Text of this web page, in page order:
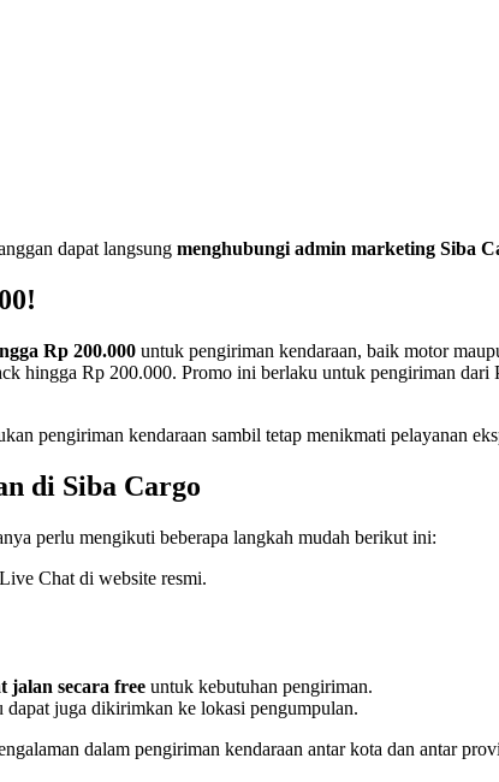
dapat langsung menghubungi admin marketing Siba
Rp 200.000 untuk pengiriman kendaraan, baik motor
hingga Rp 200.000. Promo ini berlaku untuk pengiriman
pengiriman kendaraan sambil tetap menikmati pelayanan
di Siba Cargo
perlu mengikuti beberapa langkah mudah berikut ini:
Chat di website resmi.
jalan secara free untuk kebutuhan pengiriman.
juga dikirimkan ke lokasi pengumpulan.
dalam pengiriman kendaraan antar kota dan antar